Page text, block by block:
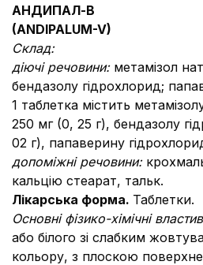
АНДИПАЛ-В
(ANDIPALUM-V)
Склад:
діючі речовини: метамізол
бендазолу гідрохлорид;
1 таблетка містить
250 мг (0, 25 г), бендазолу
02 г), папаверину
допоміжні речовини:
кальцію стеарат, тальк.
Лікарська форма. Таблетки.
Основні фізико-хімічні
або білого зі слабким
кольору, з плоскою